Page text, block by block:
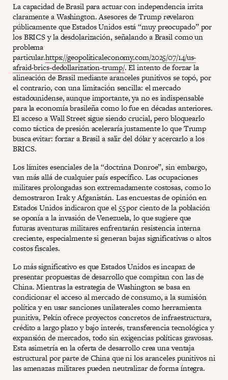
La capacidad de Brasil para actuar con independencia irrita
claramente a Washington. Asesores de Trump revelaron
públicamente que Estados Unidos está “muy preocupado” por
los BRICS y la desdolarización, señalando a Brasil como un
problema
particular.https://geopoliticaleconomy.com/2025/07/14/us-
afraid-brics-dedollarization-trump/. El intento de forzar la
alineación de Brasil mediante aranceles punitivos se topó, por
el contrario, con una limitación sencilla: el mercado
estadounidense, aunque importante, ya no es indispensable
para la economía brasileña como lo fue en décadas anteriores.
El acceso a Wall Street sigue siendo crucial, pero bloquearlo
como táctica de presión aceleraría justamente lo que Trump
busca evitar: forzar a Brasil a salir del dólar y acercarlo a los
BRICS.
Los límites esenciales de la “doctrina Donroe”, sin embargo,
van más allá de cualquier país específico. Las ocupaciones
militares prolongadas son extremadamente costosas, como lo
demostraron Irak y Afganistán. Las encuestas de opinión en
Estados Unidos indicaron que el 55 por ciento de la población
se oponía a la invasión de Venezuela, lo que sugiere que
futuras aventuras militares enfrentarán resistencia interna
creciente, especialmente si generan bajas significativas o altos
costos fiscales.
Lo más significativo es que Estados Unidos es incapaz de
presentar propuestas de desarrollo que compitan con las de
China. Mientras la estrategia de Washington se basa en
condicionar el acceso al mercado de consumo, a la sumisión
política y en usar sanciones unilaterales como herramienta
punitiva, Pekín ofrece proyectos concretos de infraestructura,
crédito a largo plazo y bajo interés, transferencia tecnológica y
expansión de mercados, todo sin exigencias políticas gravosas.
Esta asimetría en la oferta de desarrollo crea una ventaja
estructural por parte de China que ni los aranceles punitivos ni
las amenazas militares pueden neutralizar de forma íntegra.